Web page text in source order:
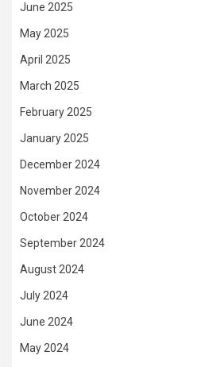
June 2025
May 2025
April 2025
March 2025
February 2025
January 2025
December 2024
November 2024
October 2024
September 2024
August 2024
July 2024
June 2024
May 2024